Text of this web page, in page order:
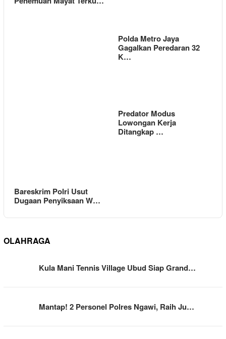
Polda Metro Jaya
Gagalkan Peredaran 32
K…
Bareskrim Polri Usut
Dugaan Penyiksaan W…
Predator Modus
Lowongan Kerja
Ditangkap …
OLAHRAGA
Kula Mani Tennis Village Ubud Siap Grand…
Mantap! 2 Personel Polres Ngawi, Raih Ju…